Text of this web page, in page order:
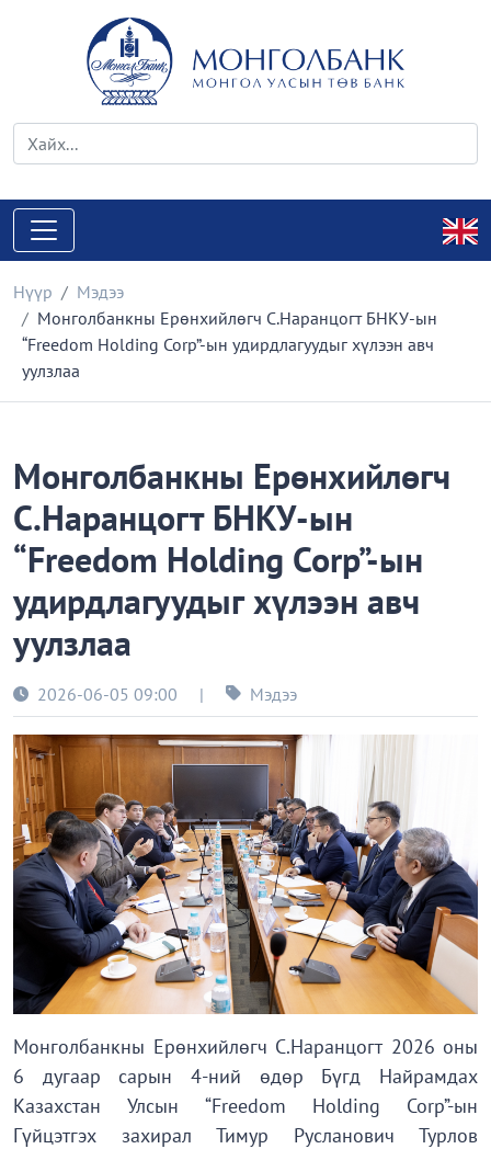
Нүүр
Мэдээ
Монголбанкны Ерөнхийлөгч С.Наранцогт БНКУ-ын
“Freedom Holding Corp”-ын удирдлагуудыг хүлээн авч
уулзлаа
Монголбанкны Ерөнхийлөгч
С.Наранцогт БНКУ-ын
“Freedom Holding Corp”-ын
удирдлагуудыг хүлээн авч
уулзлаа
2026-06-05 09:00 | Мэдээ
Монголбанкны Ерөнхийлөгч С.Наранцогт 2026 оны
6 дугаар сарын 4-ний өдөр Бүгд Найрамдах
Казахстан Улсын “Freedom Holding Corp”-ын
Гүйцэтгэх захирал Тимур Русланович Турлов